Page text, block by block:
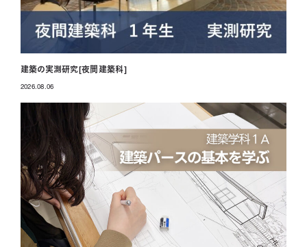
建築の実測研究[夜間建築科]
2026.08.06